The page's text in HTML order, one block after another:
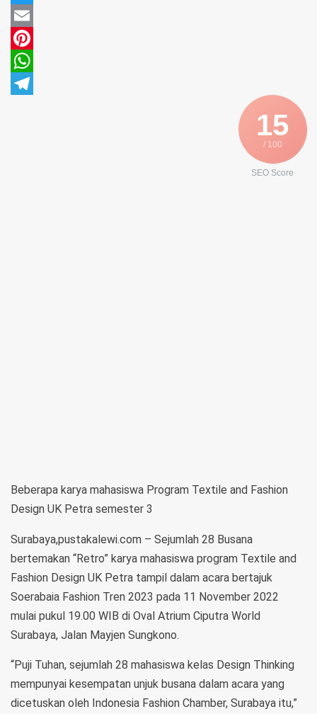
Twitter
Email
Pinterest
WhatsApp
15
/ 100
SEO Score
Beberapa karya mahasiswa Program Textile and Fashion
Design UK Petra semester 3
Surabaya,pustakalewi.com – Sejumlah 28 Busana
bertemakan “Retro” karya mahasiswa program Textile and
Fashion Design UK Petra tampil dalam acara bertajuk
Soerabaia Fashion Tren 2023 pada 11 November 2022
mulai pukul 19.00 WIB di Oval Atrium Ciputra World
Surabaya, Jalan Mayjen Sungkono.
“Puji Tuhan, sejumlah 28 mahasiswa kelas Design Thinking
mempunyai kesempatan unjuk busana dalam acara yang
dicetuskan oleh Indonesia Fashion Chamber, Surabaya itu,”